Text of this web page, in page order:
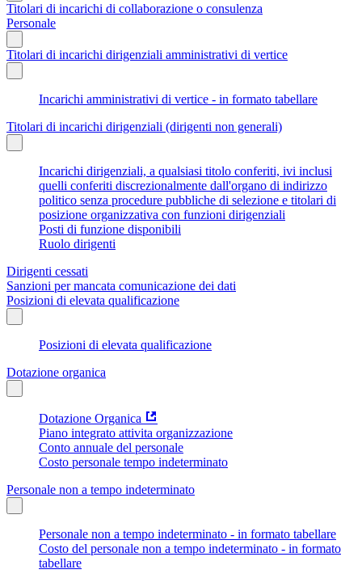
Titolari di incarichi di collaborazione o consulenza
Personale
Titolari di incarichi dirigenziali amministrativi di vertice
Incarichi amministrativi di vertice - in formato tabellare
Titolari di incarichi dirigenziali (dirigenti non generali)
Incarichi dirigenziali, a qualsiasi titolo conferiti, ivi inclusi
quelli conferiti discrezionalmente dall'organo di indirizzo
politico senza procedure pubbliche di selezione e titolari di
posizione organizzativa con funzioni dirigenziali
Posti di funzione disponibili
Ruolo dirigenti
Dirigenti cessati
Sanzioni per mancata comunicazione dei dati
Posizioni di elevata qualificazione
Posizioni di elevata qualificazione
Dotazione organica
Dotazione Organica
Piano integrato attivita organizzazione
Conto annuale del personale
Costo personale tempo indeterminato
Personale non a tempo indeterminato
Personale non a tempo indeterminato - in formato tabellare
Costo del personale non a tempo indeterminato - in formato
tabellare